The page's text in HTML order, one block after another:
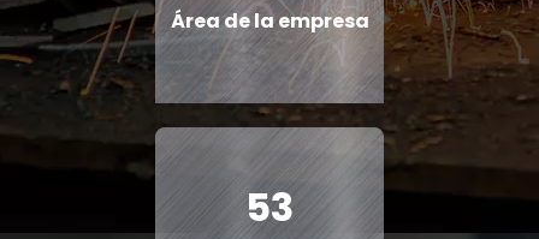
Área de la empresa
53